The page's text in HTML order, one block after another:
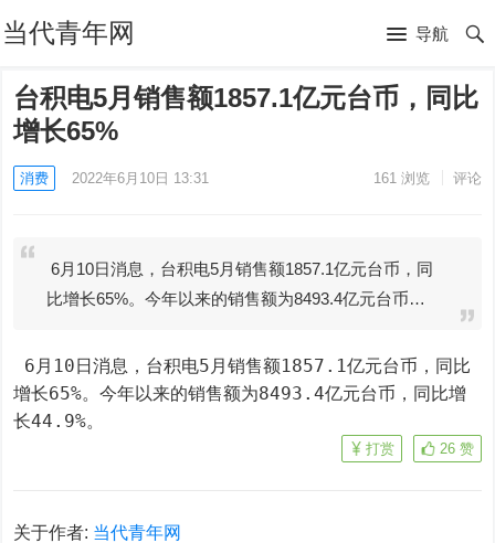
当代青年网 导航
台积电5月销售额1857.1亿元台币，同比
增长65%
消费 2022年6月10日 13:31 161浏览 评论
6月10日消息，台积电5月销售额1857.1亿元台币，同
比增长65%。今年以来的销售额为8493.4亿元台币…
6月10日消息，台积电5月销售额1857.1亿元台币，同比
增长65%。今年以来的销售额为8493.4亿元台币，同比增
长44.9%。
26 赞
打赏
关于作者: 当代青年网